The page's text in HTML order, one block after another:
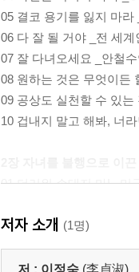
05 결코 용기를 잃지 마
06 다 잘 될 거야 _전 세
07 잘 다녀오세요 _안철
08 원하는 것은 무엇이든
09 공상도 실천할 수 있
10 겁내지 말고 해봐, 너
01 더러워 손대지 마! _미
03 네가 하는 일은 뭐든
04 네가 훔쳐온 감자 정
05 누구도 너를 막지 못
저자 소개 (1명)